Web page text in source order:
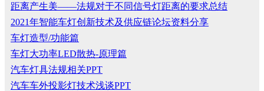
距离产生美——法规对于不同信号灯距离的要求总结
2021年智能车灯创新技术及供应链论坛资料分享
车灯造型/功能篇
车灯大功率LED散热-原理篇
汽车灯具法规相关PPT
汽车车外投影灯技术浅谈PPT